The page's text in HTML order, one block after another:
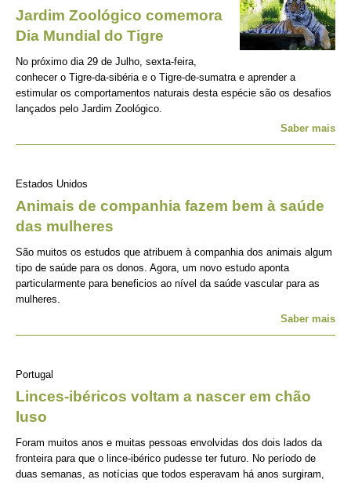
Jardim Zoológico comemora
Dia Mundial do Tigre
No próximo dia 29 de Julho, sexta-feira,
conhecer o Tigre-da-sibéria e o Tigre-de-sumatra e aprender a
estimular os comportamentos naturais desta espécie são os desafios
lançados pelo Jardim Zoológico.
Saber mais
Estados Unidos
Animais de companhia fazem bem à saúde
das mulheres
São muitos os estudos que atribuem à companhia dos animais algum
tipo de saúde para os donos. Agora, um novo estudo aponta
particularmente para beneficios ao nível da saúde vascular para as
mulheres.
Saber mais
Portugal
Linces-ibéricos voltam a nascer em chão
luso
Foram muitos anos e muitas pessoas envolvidas dos dois lados da
fronteira para que o lince-ibérico pudesse ter futuro. No período de
duas semanas, as notícias que todos esperavam há anos surgiram,